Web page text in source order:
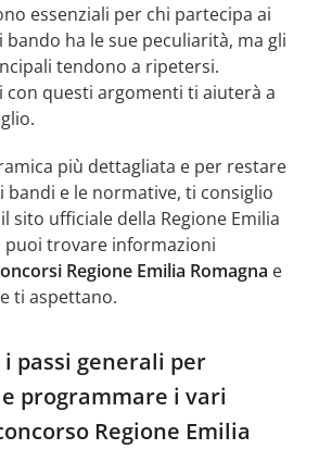
essenziali per chi partecipa ai
bando ha le sue peculiarità, ma gli
tendono a ripetersi.
con questi argomenti ti aiuterà a
più dettagliata e per restare
bandi e le normative, ti consiglio
sito ufficiale della Regione Emilia
puoi trovare informazioni
Regione Emilia Romagna e
ti aspettano.
passi generali per
programmare i vari
Regione Emilia